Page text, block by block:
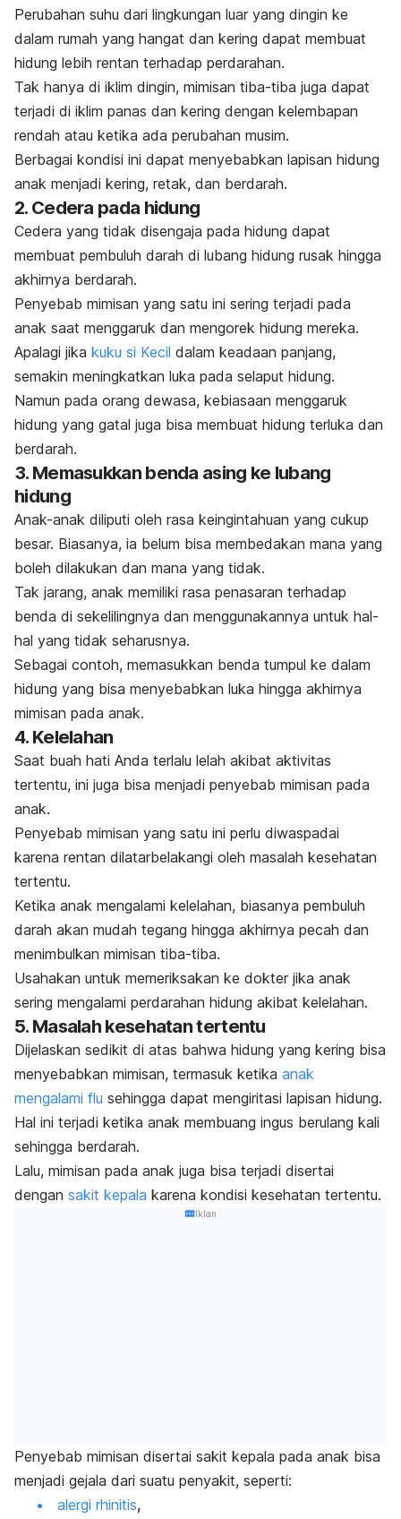
Perubahan suhu dari lingkungan luar yang dingin ke
dalam rumah yang hangat dan kering dapat membuat
hidung lebih rentan terhadap perdarahan.
Tak hanya di iklim dingin, mimisan tiba-tiba juga dapat
terjadi di iklim panas dan kering dengan kelembapan
rendah atau ketika ada perubahan musim.
Berbagai kondisi ini dapat menyebabkan lapisan hidung
anak menjadi kering, retak, dan berdarah.
2. Cedera pada hidung
Cedera yang tidak disengaja pada hidung dapat
membuat pembuluh darah di lubang hidung rusak hingga
akhirnya berdarah.
Penyebab mimisan yang satu ini sering terjadi pada
anak saat menggaruk dan mengorek hidung mereka.
Apalagi jika kuku si Kecil dalam keadaan panjang,
semakin meningkatkan luka pada selaput hidung.
Namun pada orang dewasa, kebiasaan menggaruk
hidung yang gatal juga bisa membuat hidung terluka dan
berdarah.
3. Memasukkan benda asing ke lubang
hidung
Anak-anak diliputi oleh rasa keingintahuan yang cukup
besar. Biasanya, ia belum bisa membedakan mana yang
boleh dilakukan dan mana yang tidak.
Tak jarang, anak memiliki rasa penasaran terhadap
benda di sekelilingnya dan menggunakannya untuk hal-
hal yang tidak seharusnya.
Sebagai contoh, memasukkan benda tumpul ke dalam
hidung yang bisa menyebabkan luka hingga akhirnya
mimisan pada anak.
4. Kelelahan
Saat buah hati Anda terlalu lelah akibat aktivitas
tertentu, ini juga bisa menjadi penyebab mimisan pada
anak.
Penyebab mimisan yang satu ini perlu diwaspadai
karena rentan dilatarbelakangi oleh masalah kesehatan
tertentu.
Ketika anak mengalami kelelahan, biasanya pembuluh
darah akan mudah tegang hingga akhirnya pecah dan
menimbulkan mimisan tiba-tiba.
Usahakan untuk memeriksakan ke dokter jika anak
sering mengalami perdarahan hidung akibat kelelahan.
5. Masalah kesehatan tertentu
Dijelaskan sedikit di atas bahwa hidung yang kering bisa
menyebabkan mimisan, termasuk ketika anak
mengalami flu sehingga dapat mengiritasi lapisan hidung.
Hal ini terjadi ketika anak membuang ingus berulang kali
sehingga berdarah.
Lalu, mimisan pada anak juga bisa terjadi disertai
dengan sakit kepala karena kondisi kesehatan tertentu.
Iklan
Penyebab mimisan disertai sakit kepala pada anak bisa
menjadi gejala dari suatu penyakit, seperti:
alergi rhinitis,